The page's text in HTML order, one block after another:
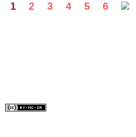
1 2 3 4 5 6